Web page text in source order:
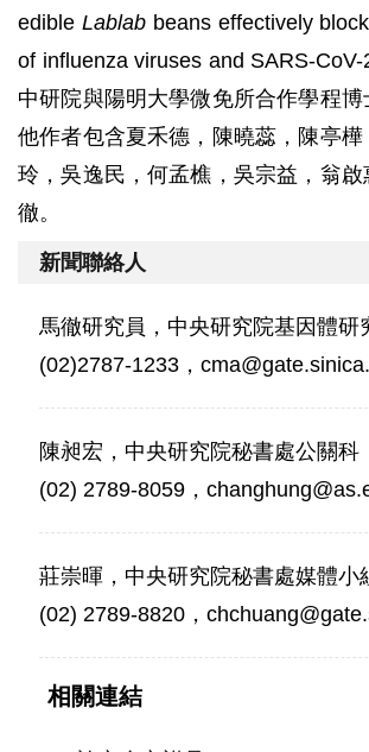
edible Lablab beans effectively
of influenza viruses and SARS-
中研院與陽明大學微免所合作學程
他作者包含夏禾德，陳曉蕊，陳亭
玲，吳逸民，何孟樵，吳宗益，翁
徹。
新聞聯絡人
馬徹研究員，中央研究院基因體研
(02)2787-1233，
陳昶宏，中央研究院秘書處公關科
(02) 2789-8059，
莊崇暉，中央研究院秘書處媒體小
(02) 2789-8820，
相關連結